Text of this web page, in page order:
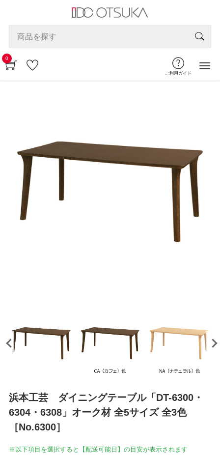
0
ご利用ガイド
浜本工芸 ダイニングテーブル「DT-6300・
6304・6308」オーク材 全5サイズ 全3色
［No.6300］
※以下項目を選択すると【配送可能日】の目安が表示されます